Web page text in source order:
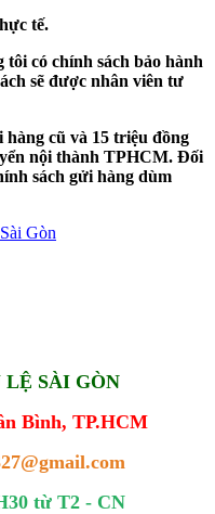
tế.
có chính sách bảo hành
sẽ được nhân viên tư
cũ và 15 triệu đồng
nội thành TPHCM. Đối
sách gửi hàng dùm
Gòn
SÀI GÒN
Bình, TP.HCM
từ T2 - CN